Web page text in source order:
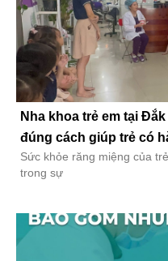
Nha khoa trẻ em tại
đúng cách giúp trẻ có
Sức khỏe răng miệng của
trong sự